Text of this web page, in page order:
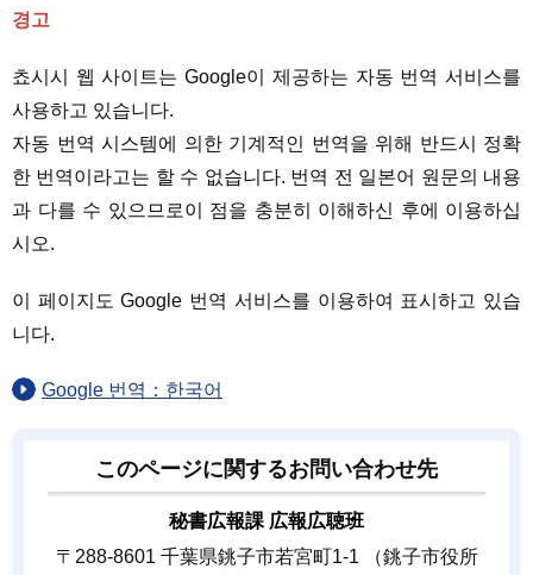
경고
쵸시시 웹 사이트는 Google이 제공하는 자동 번역 서비스를
사용하고 있습니다.
자동 번역 시스템에 의한 기계적인 번역을 위해 반드시 정확
한 번역이라고는 할 수 없습니다. 번역 전 일본어 원문의 내용
과 다를 수 있으므로이 점을 충분히 이해하신 후에 이용하십
시오.
이 페이지도 Google 번역 서비스를 이용하여 표시하고 있습
니다.
Google 번역：한국어
このページに関するお問い合わせ先
秘書広報課 広報広聴班
〒288-8601 千葉県銚子市若宮町1-1 （銚子市役所